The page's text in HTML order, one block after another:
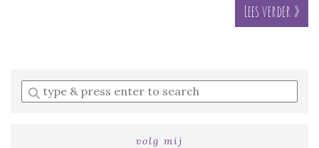
Lees verder »
Enter
a
volg mij